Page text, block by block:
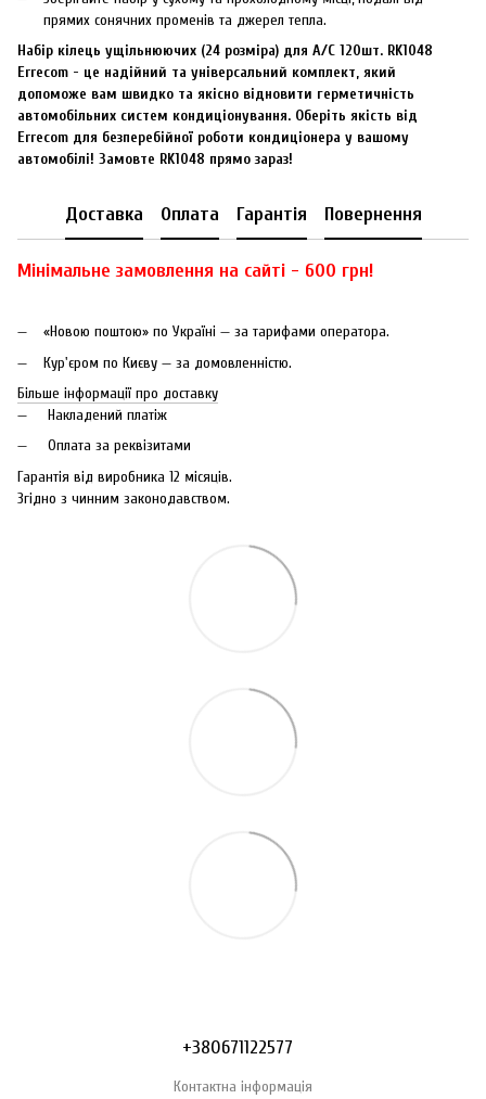
прямих сонячних променів та джерел тепла.
Набір кілець ущільнюючих (24 розміра) для А/С 120шт. RK1048
Errecom - це надійний та універсальний комплект, який
допоможе вам швидко та якісно відновити герметичність
автомобільних систем кондиціонування. Оберіть якість від
Errecom для безперебійної роботи кондиціонера у вашому
автомобілі! Замовте RK1048 прямо зараз!
Доставка Оплата Гарантія Повернення
Мінімальне замовлення на сайті - 600 грн!
«Новою поштою» по Україні — за тарифами оператора.
Кур'єром по Києву — за домовленністю.
Більше інформації про доставку
Накладений платіж
Оплата за реквізитами
Гарантія від виробника 12 місяців.
Згідно з чинним законодавством.
+380671122577
Контактна інформація